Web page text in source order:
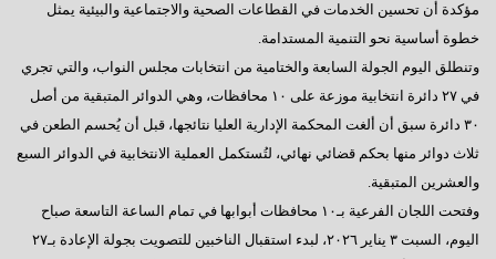
مؤكدة أن تحسين الخدمات في القطاعات الصحية والاجتماعية والبيئية يمثل
خطوة أساسية نحو التنمية المستدامة.
وتنطلق اليوم الجولة السابعة والختامية من انتخابات مجلس النواب، والتي تجري
في ٢٧ دائرة انتخابية موزعة على ١٠ محافظات، وهي الدوائر المتبقية من أصل
٣٠ دائرة سبق أن ألغت المحكمة الإدارية العليا نتائجها، قبل أن يُحسم الطعن في
ثلاث دوائر منها بحكم قضائي نهائي، لتُستكمل العملية الانتخابية في الدوائر السبع
والعشرين المتبقية.
وفتحت اللجان الفرعية بـ١٠ محافظات أبوابها في تمام الساعة التاسعة صباح
اليوم، السبت ٣ يناير ٢٠٢٦، لبدء استقبال الناخبين للتصويت بجولة الإعادة بـ٢٧